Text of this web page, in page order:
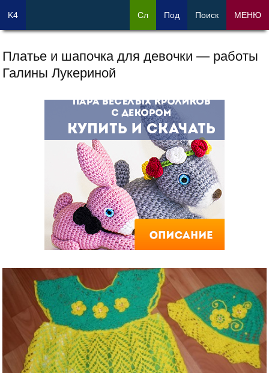
Платье и шапочка для девочки — работы
Галины Лукериной
K4 Сл Под Поиск МЕНЮ